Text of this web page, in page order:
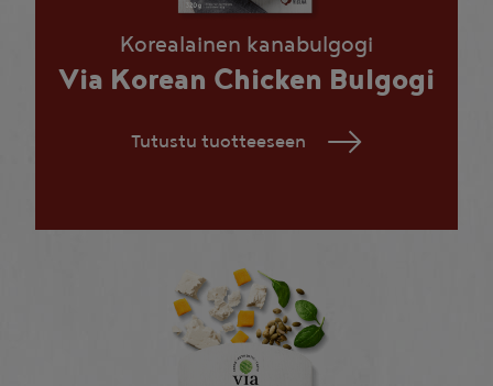
Korealainen kanabulgogi
Via Korean Chicken Bulgogi
Tutustu tuotteeseen